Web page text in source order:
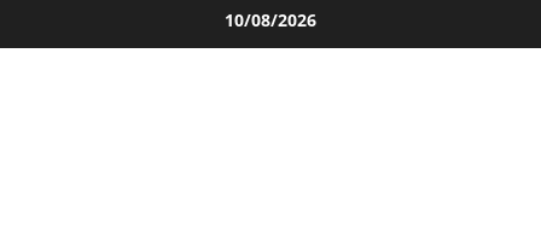
al
10/08/2026